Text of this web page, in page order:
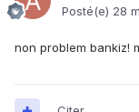
Posté(e) 28
non problem bankiz!